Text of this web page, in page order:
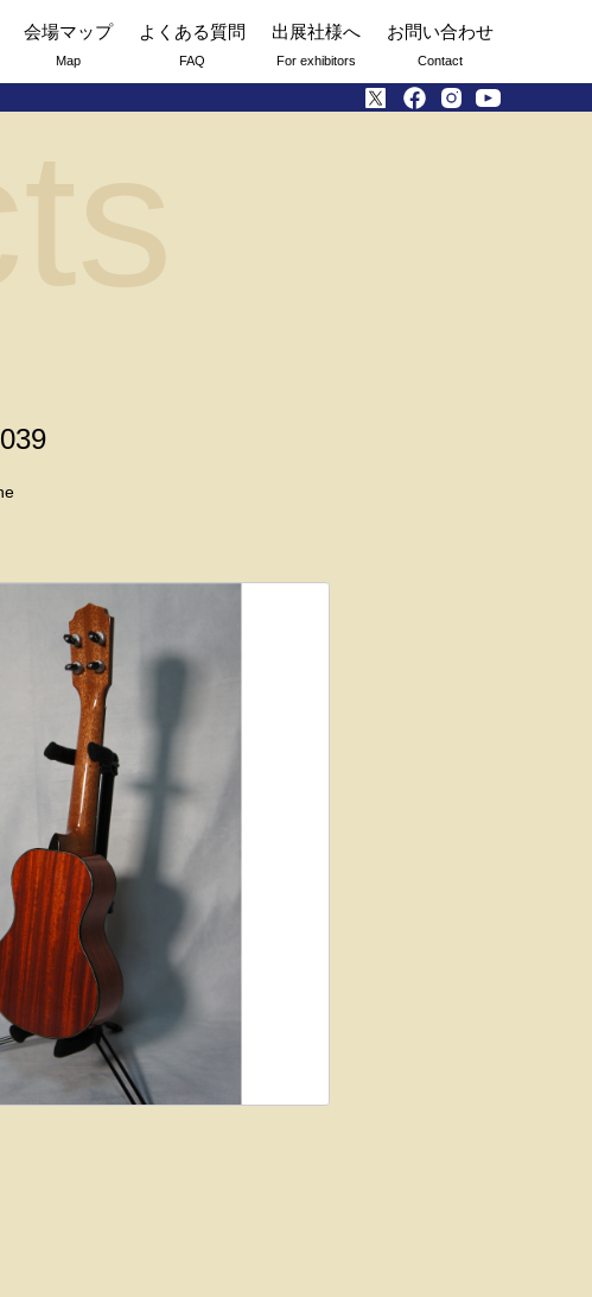
会場マップ
Map
よくある質問
FAQ
出展社様へ
For exhibitors
お問い合わせ
Contact